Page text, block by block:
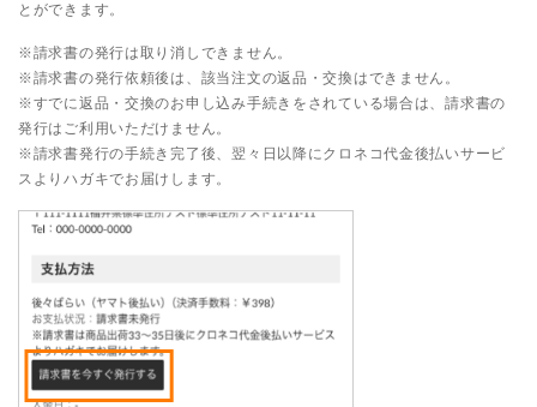
とができます。
※請求書の発行は取り消しできません。
※請求書の発行依頼後は、該当注文の返品・交換はできません。
※すでに返品・交換のお申し込み手続きをされている場合は、請求書の
発行はご利用いただけません。
※請求書発行の手続き完了後、翌々日以降にクロネコ代金後払いサービ
スよりハガキでお届けします。